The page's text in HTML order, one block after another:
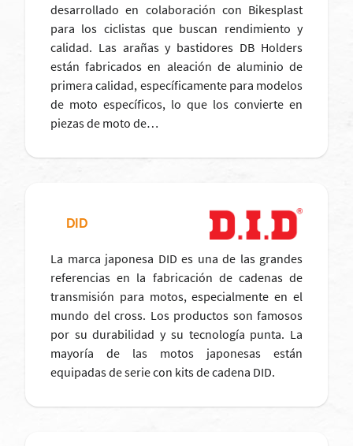
desarrollado en colaboración con Bikesplast
para los ciclistas que buscan rendimiento y
calidad. Las arañas y bastidores DB Holders
están fabricados en aleación de aluminio de
primera calidad, específicamente para modelos
de moto específicos, lo que los convierte en
piezas de moto de…
DID
La marca japonesa DID es una de las grandes
referencias en la fabricación de cadenas de
transmisión para motos, especialmente en el
mundo del cross. Los productos son famosos
por su durabilidad y su tecnología punta. La
mayoría de las motos japonesas están
equipadas de serie con kits de cadena DID.